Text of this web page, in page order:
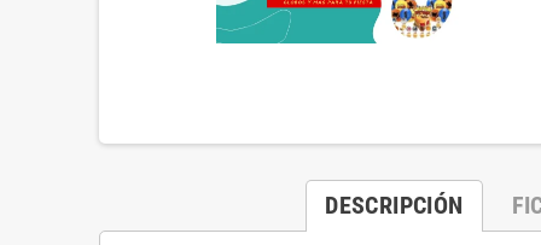
DESCRIPCIÓN